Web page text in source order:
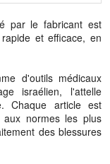
par le fabricant est
et efficace, en
d'outils médicaux
israélien, l'attelle
Chaque article est
aux normes les plus
des blessures